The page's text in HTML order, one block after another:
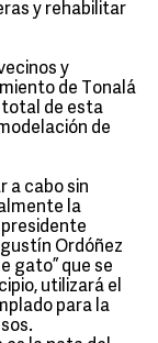
y rehabilitar
y
de Tonalá
total de esta
de
a cabo sin
la
Ordóñez
gato” que se
utilizará el
para la